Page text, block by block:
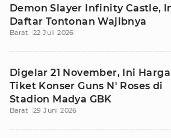
Demon Slayer Infinity Castle,
Daftar Tontonan Wajibnya
Barat 22 Juli 2026
Digelar 21 November, Ini Harga
Tiket Konser Guns N' Roses di
Stadion Madya GBK
Barat 29 Juni 2026